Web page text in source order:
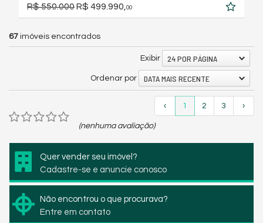
R$ 550.000R$ 499.990, 00
67 imóveis encontrados
Exibir 24 POR PÁGINA
Ordenar por DATA MAIS RECENTE
‹ 1 2 3 ›
(nenhuma avaliação)
Quer vender seu imóvel?
Cadastre-se e anuncie conosco
Não encontrou o que procurava?
Entre em contato